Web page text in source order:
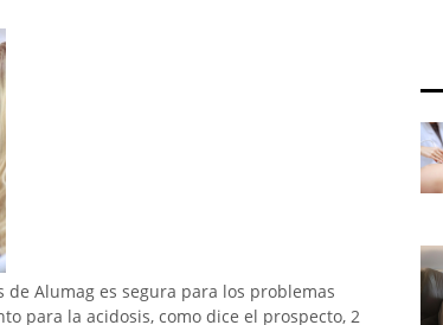
de Alumag es segura para los problemas
para la acidosis, como dice el prospecto, 2